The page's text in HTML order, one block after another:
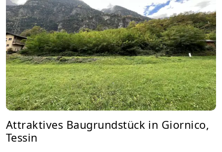
Attraktives Baugrundstück in Giornico,
Tessin